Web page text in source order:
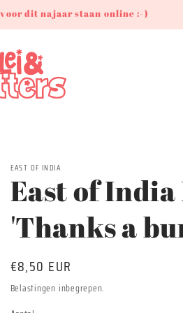
dit najaar staan online :-)
EAST OF INDIA
East of India
'Thanks a
Normale
prijs
€8,50 EUR
Belastingen inbegrepen.